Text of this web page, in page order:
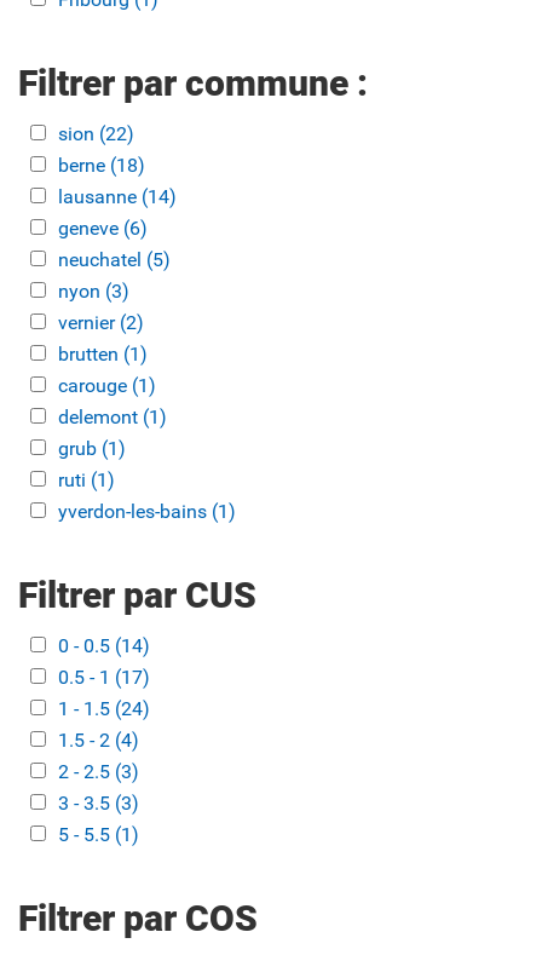
Filtrer par commune :
Apply sion filter
sion (22)
Apply berne filter
berne (18)
Apply lausanne filter
lausanne (14)
Apply geneve filter
geneve (6)
Apply neuchatel filter
neuchatel (5)
Apply nyon filter
nyon (3)
Apply vernier filter
vernier (2)
Apply brutten filter
brutten (1)
Apply carouge filter
carouge (1)
Apply delemont filter
delemont (1)
Apply grub filter
grub (1)
Apply ruti filter
ruti (1)
Apply yverdon-les-bains filter
yverdon-les-bains (1)
Filtrer par CUS
Apply 0 - 0.5 filter
0 - 0.5 (14)
Apply 0.5 - 1 filter
0.5 - 1 (17)
Apply 1 - 1.5 filter
1 - 1.5 (24)
Apply 1.5 - 2 filter
1.5 - 2 (4)
Apply 2 - 2.5 filter
2 - 2.5 (3)
Apply 3 - 3.5 filter
3 - 3.5 (3)
Apply 5 - 5.5 filter
5 - 5.5 (1)
Filtrer par COS